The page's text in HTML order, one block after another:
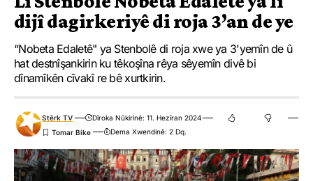
dijî dagirkeriyê di roja 3’an de ye
“Nobeta Edaletê" ya Stenbolê di roja xwe ya 3'yemîn de û
hat destnîşankirin ku têkoşîna rêya sêyemîn divê bi
dînamîkên cîvakî re bê xurtkirin.
Stêrk TV
Dîroka Nûkirinê: 11. Hezîran 2024
Dema Xwendinê: 2 Dq.